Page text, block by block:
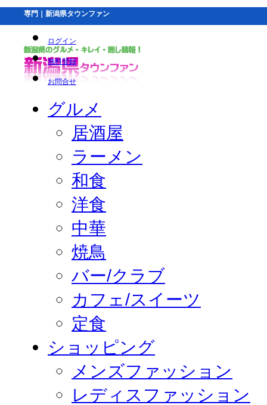
専門｜新潟県タウンファン
ログイン
無料登録
お問合せ
グルメ
居酒屋
ラーメン
和食
洋食
中華
焼鳥
バー/クラブ
カフェ/スイーツ
定食
ショッピング
メンズファッション
レディスファッション